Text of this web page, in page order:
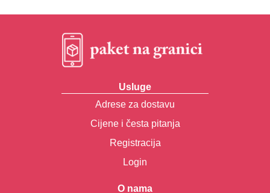
Usluge
Adrese za dostavu
Cijene i česta pitanja
Registracija
Login
O nama